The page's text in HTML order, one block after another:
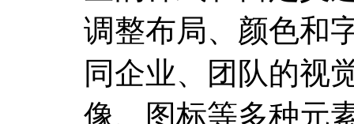
调整布局、颜色和
同企业、团队的视
像、图标等多种元